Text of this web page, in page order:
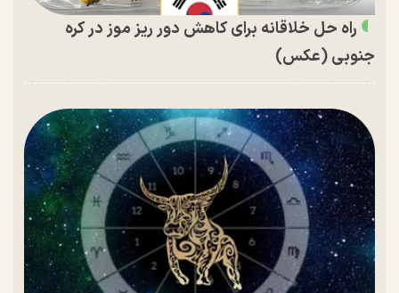
راه حل خلاقانه برای کاهش دور ریز موز در کره
جنوبی (عکس)